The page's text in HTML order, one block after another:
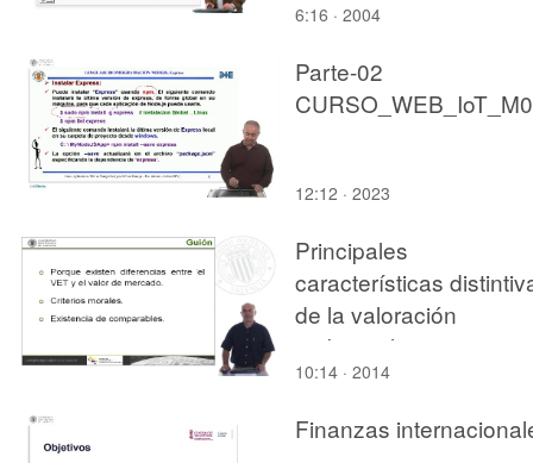
6:16 · 2004
Parte-02
12:12 · 2023
Principales
características
de la valoración
ambiental
10:14 · 2014
Finanzas